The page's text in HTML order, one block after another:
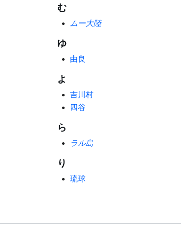
む
ムー大陸
ゆ
由良
よ
吉川村
四谷
ら
ラル島
り
琉球